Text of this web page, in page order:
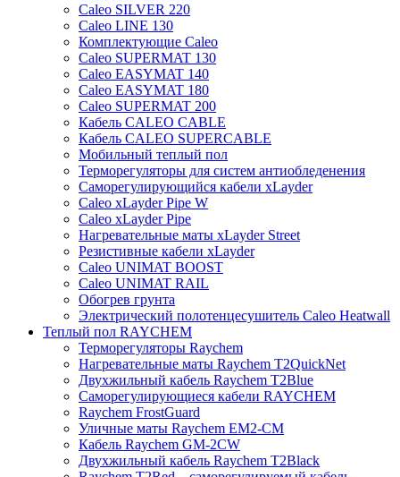
Caleo SILVER 220
Caleo LINE 130
Комплектующие Caleo
Caleo SUPERMAT 130
Caleo EASYMAT 140
Caleo EASYMAT 180
Caleo SUPERMAT 200
Кабель CALEO CABLE
Кабель CALEO SUPERCABLE
Мобильный теплый пол
Терморегуляторы для систем антиобледенения
Саморегулирующийся кабели xLayder
Caleo xLayder Pipe W
Caleo xLayder Pipe
Нагревательные маты xLayder Street
Резистивные кабели xLayder
Caleo UNIMAT BOOST
Caleo UNIMAT RAIL
Обогрев грунта
Электрический полотенцесушитель Caleo Heatwall
Теплый пол RAYCHEM
Терморегуляторы Raychem
Нагревательные маты Raychem T2QuickNet
Двухжильный кабель Raychem T2Blue
Саморегулирующиеся кабели RAYCHEM
Raychem FrostGuard
Уличные маты Raychem EM2-CM
Кабель Raychem GM-2CW
Двухжильный кабель Raychem T2Black